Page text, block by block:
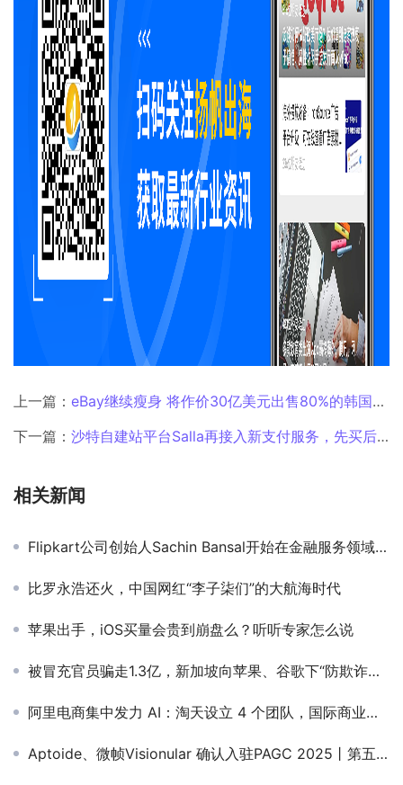
上一篇： eBay继续瘦身 将作价30亿美元出售80%的韩国业务
下一篇： 沙特自建站平台Salla再接入新支付服务，先买后付成为电商必需品？
相关新闻
Flipkart公司创始人Sachin Bansal开始在金融服务领域进行投资
比罗永浩还火，中国网红“李子柒们”的大航海时代
苹果出手，iOS买量会贵到崩盘么？听听专家怎么说
被冒充官员骗走1.3亿，新加坡向苹果、谷歌下“防欺诈指令”，还开出百万新币罚单？
阿里电商集中发力 AI：淘天设立 4 个团队，国际商业团队超百人
Aptoide、微帧Visionular 确认入驻PAGC 2025丨第五届全球产品与增长展会！